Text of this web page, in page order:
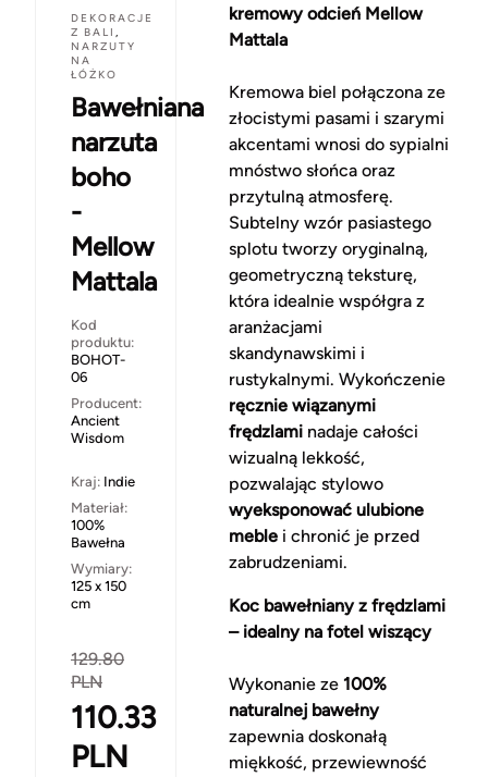
DEKORACJE
Z BALI ,
NARZUTY
NA
ŁÓŻKO
Bawełniana
narzuta
boho
-
Mellow
Mattala
Kod
produktu:
BOHOT-
06
Producent:
Ancient
Wisdom
Kraj: Indie
Materiał:
100%
Bawełna
Wymiary:
125 x 150
cm
129.80
PLN
110.33
PLN
kremowy odcień Mellow
Mattala
Kremowa biel połączona ze
złocistymi pasami i szarymi
akcentami wnosi do sypialni
mnóstwo słońca oraz
przytulną atmosferę.
Subtelny wzór pasiastego
splotu tworzy oryginalną,
geometryczną teksturę,
która idealnie współgra z
aranżacjami
skandynawskimi i
rustykalnymi. Wykończenie
ręcznie wiązanymi
frędzlaminadaje całości
wizualną lekkość,
pozwalając stylowo
wyeksponować ulubione
meblei chronić je przed
zabrudzeniami.
Koc bawełniany z frędzlami
– idealny na fotel wiszący
Wykonanie ze 100%
naturalnej bawełny
zapewnia doskonałą
miękkość, przewiewność